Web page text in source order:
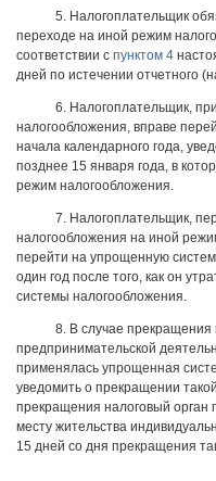
5. Налогоплательщик
переходе на иной режим
соответствии с пунктом 4
дней по истечении отчетного
6. Налогоплательщик,
налогообложения, вправе
начала календарного года,
позднее 15 января года, в
режим налогообложения.
7. Налогоплательщик,
налогообложения на иной
перейти на упрощенную
один год после того, как он
системы налогообложения.
8. В случае
предпринимательской
применялась упрощенная
уведомить о прекращении
прекращения налоговый орган
месту жительства
15 дней со дня прекращения